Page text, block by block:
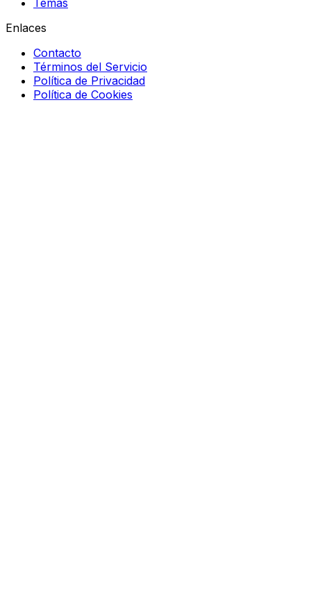
Temas
Enlaces
Contacto
Términos del Servicio
Política de Privacidad
Política de Cookies